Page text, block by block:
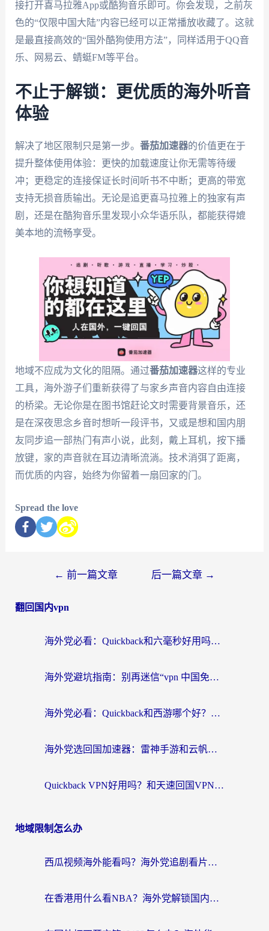
接打开喜马拉雅App或酷狗音乐即可。你会发现，之前灰
色的“仅限中国大陆”内容已经可以正常播放收藏了。这就
是最直接高效的“国外酷狗使用方法”，同样适用于QQ音
乐、网易云、蜻蜓FM等平台。
不止于解锁：更优质的海外听音
体验
解决了地区限制只是第一步。 番茄加速器的价值更在于
提升整体使用体验：更快的加载速度让你无需等待缓
冲；更稳定的连接保证长时间听书不中断；更高的带宽
支持无损音质输出。无论是追更喜马拉雅上的独家有声
剧，还是在酷狗音乐里发现小众华语乐队，都能获得媲
美本地的流畅享受。
地域不应成为文化的阻隔。通过番茄加速器这样的专业
工具，海外游子们重新获得了与家乡声音内容自由连接
的桥梁。无论你是在图书馆赶论文时需要背景音乐，还
是在深夜思念乡音时想听一段评书，又或是想和国内朋
友同步追一部热门有声小说，此刻，戴上耳机，按下播
放键，家的声音就在耳边清晰流淌。技术消弭了距离，
而优质的内容，始终为你留着一扇回家的门。
Spread the love
← 前一篇文章 后一篇文章 →
翻回国内vpn
海外党必看：Quickback和六毫秒好用吗？3步选对回国加速器，无缝刷国内剧玩游戏
海外党避坑指南：别再迷信“vpn 中国免费”，选对回国加速器才能无缝刷国内资源
海外党必看：Quickback和西游哪个好？3个维度教你选对回国加速器
海外党选回国加速器：雷神手游和云帆哪个好？附3组对比+避坑指南
Quickback VPN好用吗？和天速回国VPN对比哪个回国效果更好？海外党必看的真实体验指南
地域限制怎么办
西瓜视频海外能看吗？海外党追剧看片的终极解决方案来了
在香港用什么看NBA？海外党解锁国内体育直播的终极攻略